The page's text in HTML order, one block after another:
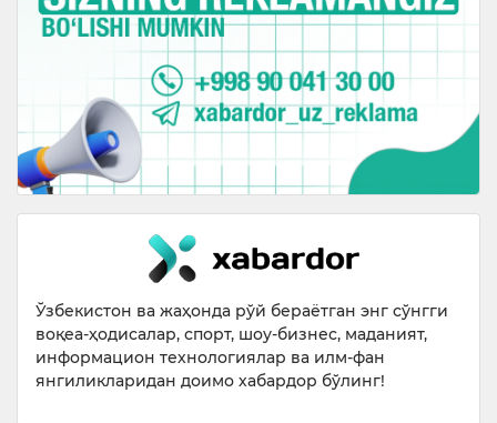
Ўзбекистон ва жаҳонда рўй бераётган энг сўнгги
воқеа-ҳодисалар, спорт, шоу-бизнес, маданият,
информацион технологиялар ва илм-фан
янгиликларидан доимо хабардор бўлинг!